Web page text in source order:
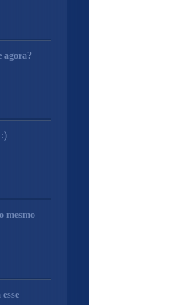
agora?
mesmo